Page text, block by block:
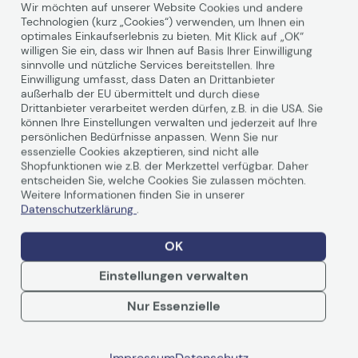
Technische Daten
Allgemein
Hersteller
Lenovo
Herst. Art. Nr.
0B47070
EAN
Hauptmerkmale
Produktbeschreibung
Lenovo Video- /
Audiokabel - HDMI - 2 m
Kabel
Video- / Audiokabel -
Weiterlesen
Wir möchten auf unserer Website Cookies und andere
Technologien (kurz „Cookies“) verwenden, um Ihnen ein
optimales Einkaufserlebnis zu bieten. Mit Klick auf „OK“
willigen Sie ein, dass wir Ihnen auf Basis Ihrer Einwilligung
sinnvolle und nützliche Services bereitstellen. Ihre
Einwilligung umfasst, dass Daten an Drittanbieter
außerhalb der EU übermittelt und durch diese
Drittanbieter verarbeitet werden dürfen, z.B. in die USA. Sie
können Ihre Einstellungen verwalten und jederzeit auf Ihre
persönlichen Bedürfnisse anpassen. Wenn Sie nur
essenzielle Cookies akzeptieren, sind nicht alle
Shopfunktionen wie z.B. der Merkzettel verfügbar. Daher
entscheiden Sie, welche Cookies Sie zulassen möchten.
Weitere Informationen finden Sie in unserer
Datenschutzerklärung .
OK
Einstellungen verwalten
Nur Essenzielle